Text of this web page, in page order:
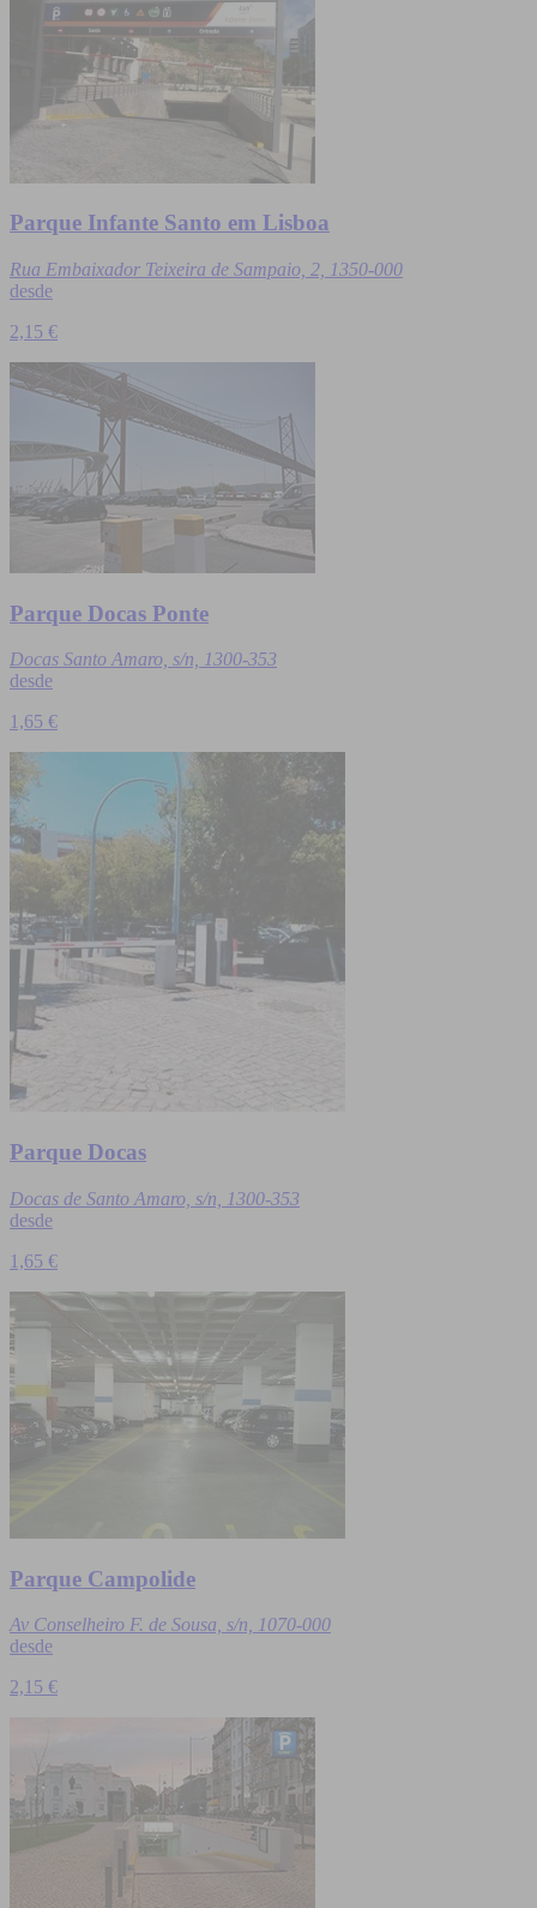
Parque Infante Santo em Lisboa
Rua Embaixador Teixeira de Sampaio, 2, 1350-000
desde
2,15 €
Parque Docas Ponte
Docas Santo Amaro, s/n, 1300-353
desde
1,65 €
Parque Docas
Docas de Santo Amaro, s/n, 1300-353
desde
1,65 €
Parque Campolide
Av Conselheiro F. de Sousa, s/n, 1070-000
desde
2,15 €